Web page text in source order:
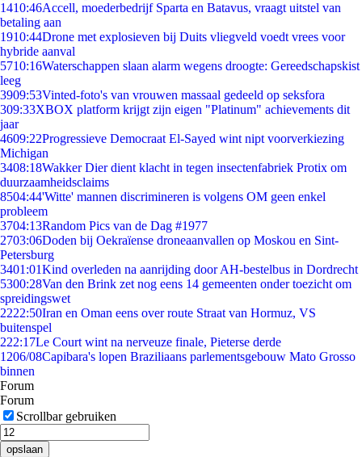
1410:46Accell, moederbedrijf Sparta en Batavus, vraagt uitstel van
betaling aan
1910:44Drone met explosieven bij Duits vliegveld voedt vrees voor
hybride aanval
5710:16Waterschappen slaan alarm wegens droogte: Gereedschapskist
leeg
3909:53Vinted-foto's van vrouwen massaal gedeeld op seksfora
309:33XBOX platform krijgt zijn eigen "Platinum" achievements dit
jaar
4609:22Progressieve Democraat El-Sayed wint nipt voorverkiezing
Michigan
3408:18Wakker Dier dient klacht in tegen insectenfabriek Protix om
duurzaamheidsclaims
8504:44'Witte' mannen discrimineren is volgens OM geen enkel
probleem
3704:13Random Pics van de Dag #1977
2703:06Doden bij Oekraïense droneaanvallen op Moskou en Sint-
Petersburg
3401:01Kind overleden na aanrijding door AH-bestelbus in Dordrecht
5300:28Van den Brink zet nog eens 14 gemeenten onder toezicht om
spreidingswet
2222:50Iran en Oman eens over route Straat van Hormuz, VS
buitenspel
222:17Le Court wint na nerveuze finale, Pieterse derde
1206/08Capibara's lopen Braziliaans parlementsgebouw Mato Grosso
binnen
Forum
Forum
Scrollbar gebruiken
opslaan